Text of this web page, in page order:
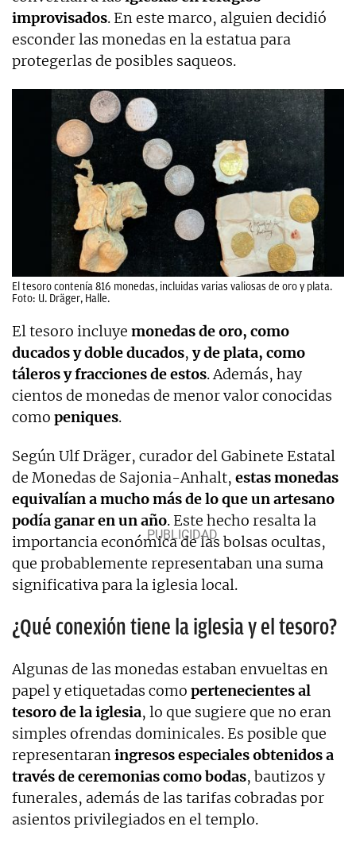
improvisados. En este marco, alguien decidió
esconder las monedas en la estatua para
protegerlas de posibles saqueos.
El tesoro contenía 816 monedas, incluidas varias valiosas de oro y plata.
Foto: U. Dräger, Halle.
El tesoro incluye monedas de oro, como
ducados y doble ducados,y de plata, como
táleros y fracciones de estos. Además, hay
cientos de monedas de menor valor conocidas
como peniques.
Según Ulf Dräger, curador del Gabinete Estatal
de Monedas de Sajonia-Anhalt, estas monedas
equivalían a mucho más de lo que un artesano
podía ganar en un año. Este hecho resalta la
importancia económica de las bolsas ocultas,
que probablemente representaban una suma
significativa para la iglesia local.
¿Qué conexión tiene la iglesia y el tesoro?
Algunas de las monedas estaban envueltas en
papel y etiquetadas como pertenecientes al
tesoro de la iglesia, lo que sugiere que no eran
simples ofrendas dominicales. Es posible que
representaran ingresos especiales obtenidos a
través de ceremonias como bodas, bautizos y
funerales, además de las tarifas cobradas por
asientos privilegiados en el templo.